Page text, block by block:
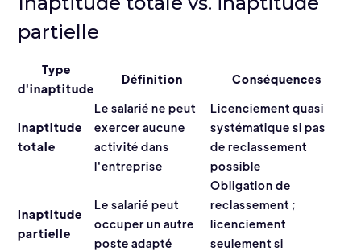
partielle
Type
d'inaptitude
Définition Conséquences
Inaptitude
totale
Le salarié ne peut
exercer aucune
activité dans
l'entreprise
Licenciement quasi
systématique si pas
de reclassement
possible
Inaptitude
partielle
Le salarié peut
occuper un autre
poste adapté
Obligation de
reclassement ;
licenciement
seulement si